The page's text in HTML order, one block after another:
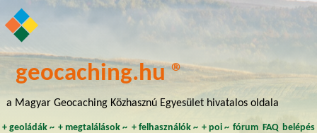
geocaching.hu ®
a Magyar Geocaching Közhasznú Egyesület hivatalos oldala
+ geoládák~ +megtalálások ~ + felhasználók~ + poi~ fórum FAQ belépés